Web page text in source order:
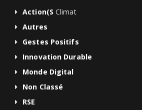
Action(s Climat
Autres
Gestes Positifs
Innovation Durable
Monde Digital
Non Classé
RSE